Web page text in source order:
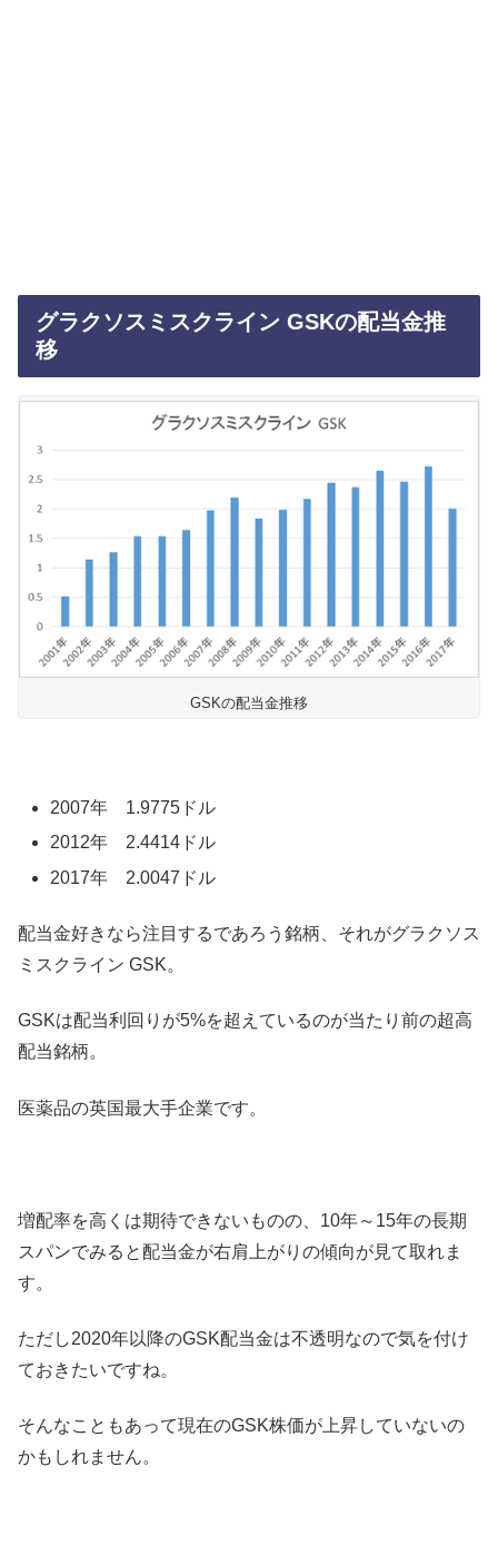
グラクソスミスクライン GSKの配当金推
移
GSKの配当金推移
2007年 1.9775ドル
2012年 2.4414ドル
2017年 2.0047ドル
配当金好きなら注目するであろう銘柄、それがグラクソス
ミスクライン GSK。
GSKは配当利回りが5%を超えているのが当たり前の超高
配当銘柄。
医薬品の英国最大手企業です。
増配率を高くは期待できないものの、10年～15年の長期
スパンでみると配当金が右肩上がりの傾向が見て取れま
す。
ただし2020年以降のGSK配当金は不透明なので気を付け
ておきたいですね。
そんなこともあって現在のGSK株価が上昇していないの
かもしれません。